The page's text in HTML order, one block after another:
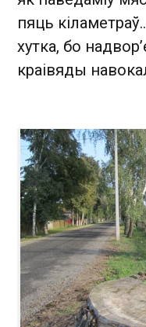
пяць
хутка, бо
краівяды